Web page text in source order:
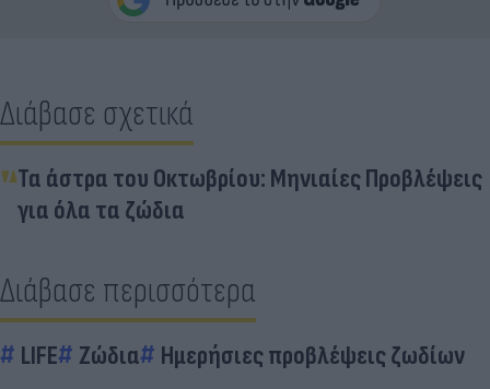
Διάβασε σχετικά
Τα άστρα του Οκτωβρίου: Μηνιαίες Προβλέψεις
για όλα τα ζώδια
Διάβασε περισσότερα
LIFE Ζώδια Ημερήσιες προβλέψεις ζωδίων